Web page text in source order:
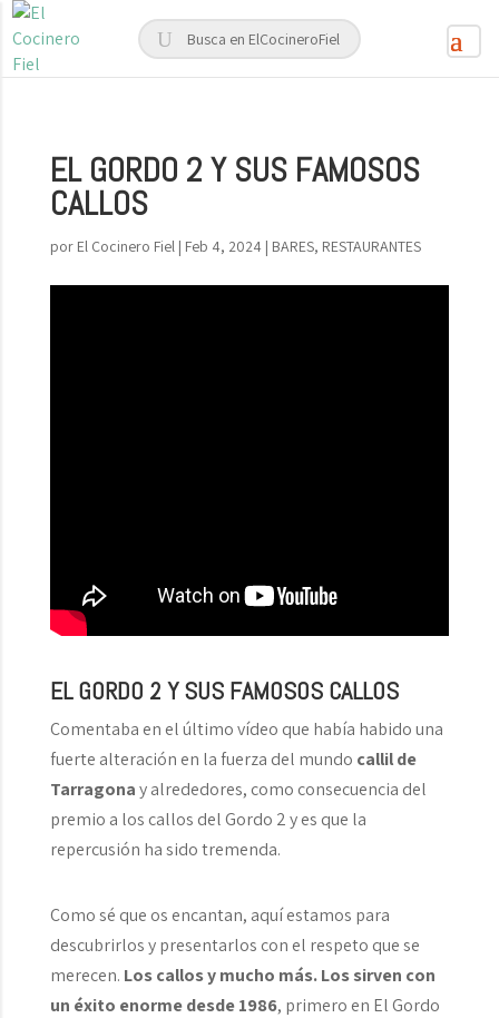
EL GORDO 2 Y SUS FAMOSOS
CALLOS
por El Cocinero Fiel| Feb 4, 2024| BARES, RESTAURANTES
EL GORDO 2 Y SUS FAMOSOS CALLOS
Comentaba en el último vídeo que había habido una
fuerte alteración en la fuerza del mundo callil de
Tarragonay alrededores, como consecuencia del
premio a los callos del Gordo 2 y es que la
repercusión ha sido tremenda.
Como sé que os encantan, aquí estamos para
descubrirlos y presentarlos con el respeto que se
merecen. Los callos y mucho más. Los sirven con
un éxito enorme desde 1986, primero en El Gordo